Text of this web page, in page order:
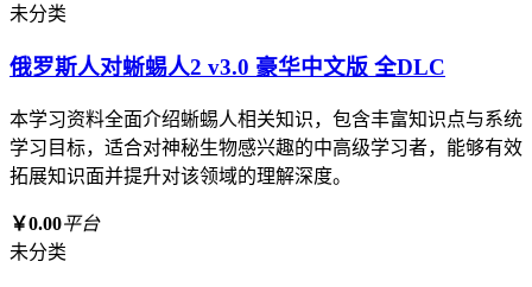
未分类
俄罗斯人对蜥蜴人2 v3.0 豪华中文版 全DLC
本学习资料全面介绍蜥蜴人相关知识，包含丰富知识点与系统
学习目标，适合对神秘生物感兴趣的中高级学习者，能够有效
拓展知识面并提升对该领域的理解深度。
￥0.00平台
未分类